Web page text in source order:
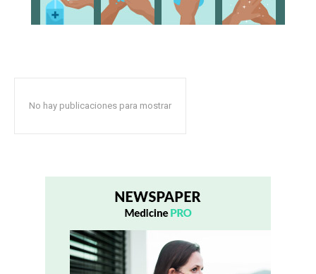
No hay publicaciones para mostrar